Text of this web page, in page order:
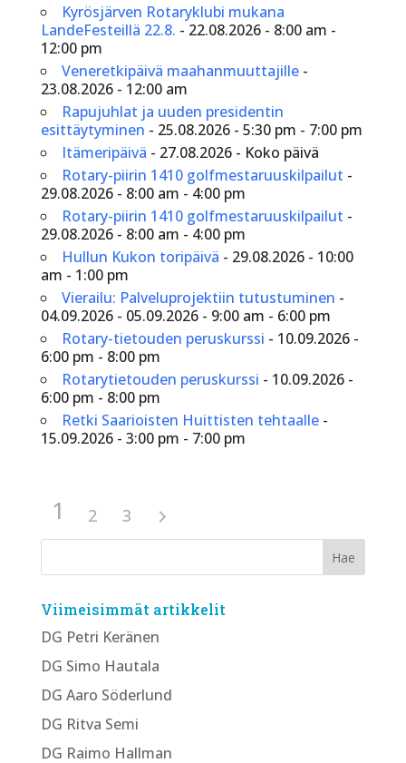
Kyrösjärven Rotaryklubi mukana
LandeFesteillä 22.8. - 22.08.2026 - 8:00 am -
12:00 pm
Veneretkipäivä maahanmuuttajille-
23.08.2026 - 12:00 am
Rapujuhlat ja uuden presidentin
esittäytyminen - 25.08.2026 - 5:30 pm - 7:00 pm
Itämeripäivä - 27.08.2026 - Koko päivä
Rotary-piirin 1410 golfmestaruuskilpailut -
29.08.2026 - 8:00 am - 4:00 pm
Rotary-piirin 1410 golfmestaruuskilpailut -
29.08.2026 - 8:00 am - 4:00 pm
Hullun Kukon toripäivä - 29.08.2026 - 10:00
am - 1:00 pm
Vierailu: Palveluprojektiin tutustuminen -
04.09.2026 - 05.09.2026 - 9:00 am - 6:00 pm
Rotary-tietouden peruskurssi - 10.09.2026 -
6:00 pm - 8:00 pm
Rotarytietouden peruskurssi - 10.09.2026 -
6:00 pm - 8:00 pm
Retki Saarioisten Huittisten tehtaalle-
15.09.2026 - 3:00 pm - 7:00 pm
1 2 3
Viimeisimmät artikkelit
DG Petri Keränen
DG Simo Hautala
DG Aaro Söderlund
DG Ritva Semi
DG Raimo Hallman